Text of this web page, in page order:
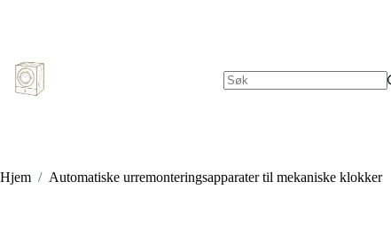
Hjem / Automatiske urremonteringsapparater til mekaniske klokker